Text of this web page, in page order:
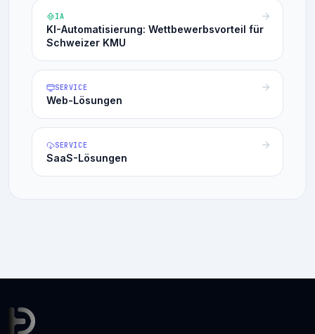
IA
KI-Automatisierung: Wettbewerbsvorteil für
Schweizer KMU
SERVICE
Web-Lösungen
SERVICE
SaaS-Lösungen